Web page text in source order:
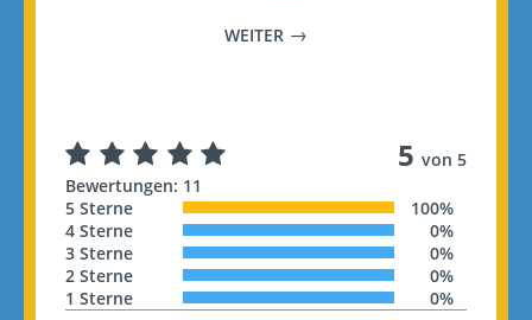
WEITER
5 von 5
Bewertungen: 11
5 Sterne
100%
4 Sterne
0%
3 Sterne
0%
2 Sterne
0%
1 Sterne
0%